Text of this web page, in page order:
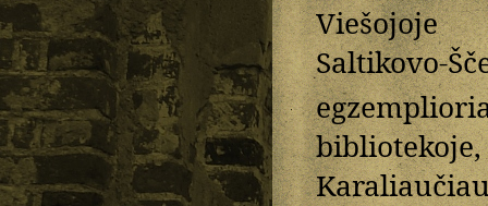
Viešojoje